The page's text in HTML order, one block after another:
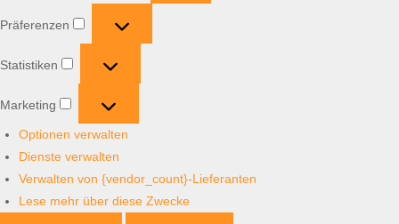
Präferenzen Präferenzen
Statistiken Statistiken
Marketing
Marketing
Optionen verwalten
Dienste verwalten
Verwalten von {vendor_count}-Lieferanten
Lese mehr über diese Zwecke